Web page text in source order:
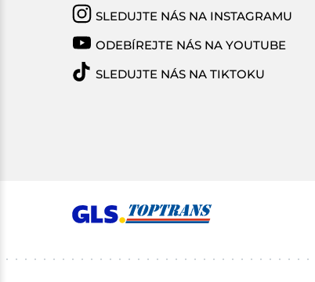
SLEDUJTE NÁS NA INSTAGRAMU
ODEBÍREJTE NÁS NA YOUTUBE
SLEDUJTE NÁS NA TIKTOKU